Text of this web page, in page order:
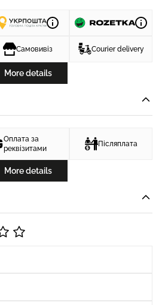
Самовивіз Courier delivery
More details
Оплата за
реквізитами
Післяплата
More details